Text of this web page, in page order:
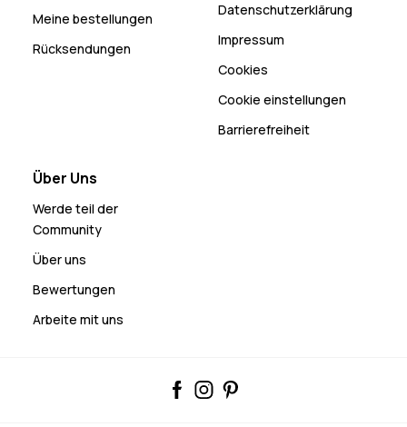
Meine bestellungen
Rücksendungen
Datenschutzerklärung
Impressum
Cookies
Cookie einstellungen
Barrierefreiheit
Über Uns
Werde teil der
Community
Über uns
Bewertungen
Arbeite mit uns